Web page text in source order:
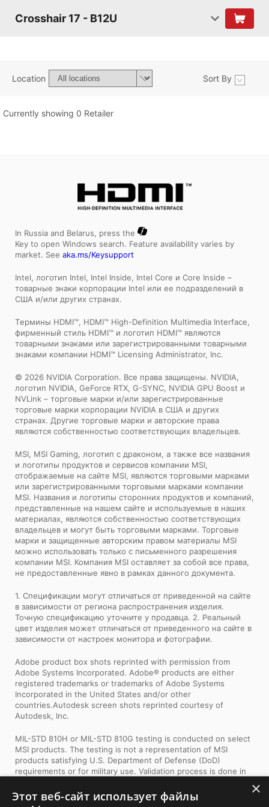
Crosshair 17 - B12U
Location Sort By
Currently showing 0 Retailer
In Russia and Belarus, press the
Key to open Windows search. Feature availability varies by
market. See aka.ms/Keysupport
Intel, логотип Intel, Intel Inside, Intel Core и Core Inside –
товарные знаки корпорации Intel или ее подразделений в
США и/или других странах.
Tермины HDMI™, HDMI™ High-Definition Multimedia Interface,
фирменный стиль HDMI™ и логотип HDMI™ являются
товарными знаками или зарегистрированными товарными
знаками компании HDMI™ Licensing Administrator, Inc.
© 2026 NVIDIA Corporation. Все права защищены. NVIDIA,
логотип NVIDIA, GeForce RTX, G-SYNC, NVIDIA GPU Boost и
NVLink – торговые марки и/или зарегистрированные
торговые марки корпорации NVIDIA в США и других
странах. Другие торговые марки и авторские права
являются собственностью соответствующих владельцев.
MSI, MSI Gaming, логотип с драконом, а также все названия
и логотипы продуктов и сервисов компании MSI,
отображаемые на сайте MSI, являются торговыми марками
или зарегистрированными торговыми марками компании
MSI. Названия и логотипы сторонних продуктов и компаний,
представленные на нашем сайте и используемые в наших
материалах, являются собственностью соответствующих
владельцев и могут быть торговыми марками. Торговые
марки и защищенные авторским правом материалы MSI
можно использовать только с письменного разрешения
компании MSI. Компания MSI оставляет за собой все права,
не предоставленные явно в рамках данного документа.
1. Спецификации могут отличаться от приведенной на сайте
в зависимости от региона распространения изделия.
Точную спецификацию уточните у продавца. 2. Реальный
цвет изделия может отличаться от приведенного на сайте в
зависимости от настроек монитора и фотографии.
Adobe product box shots reprinted with permission from
Adobe Systems Incorporated. Adobe® products are either
registered trademarks or trademarks of Adobe Systems
Incorporated in the United States and/or other
countries.Autodesk screen shots reprinted courtesy of
Autodesk, Inc.
MIL-STD 810H or MIL-STD 810G testing is conducted on select
MSI products. The testing is not a representation of MSI
products satisfying U.S. Department of Defense (DoD)
requirements or for military use. Validation process is done in
performance under these test conditions. Damage under such
test conditions is not covered by MSI’s standard warranty.
×
Этот веб-сайт использует файлы